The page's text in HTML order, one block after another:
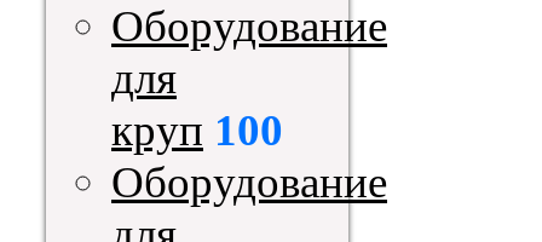
Оборудование
для
круп 100
Оборудование